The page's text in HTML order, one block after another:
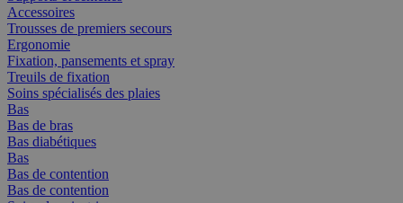
Accessoires
Trousses de premiers secours
Ergonomie
Fixation, pansements et spray
Treuils de fixation
Soins spécialisés des plaies
Bas
Bas de bras
Bas diabétiques
Bas
Bas de contention
Bas de contention